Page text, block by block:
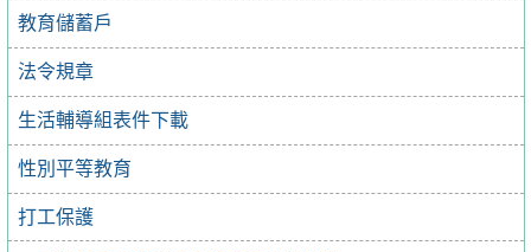
教育儲蓄戶
法令規章
生活輔導組表件下載
性別平等教育
打工保護